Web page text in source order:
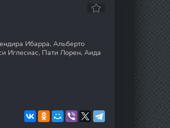
Ибарра, Альберто
Иглесиас, Пати Лорен, Аида